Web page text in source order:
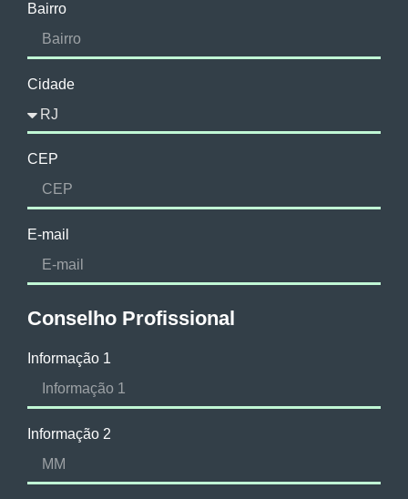
Bairro
Cidade
CEP
E-mail
Conselho Profissional
Informação 1
Informação 2